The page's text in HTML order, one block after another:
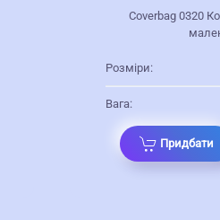
Coverbag 0320
Розміри:
Вага:
Придбати